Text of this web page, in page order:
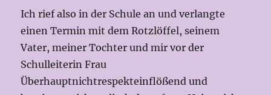
Ich rief also in der Schule an und verlangte
einen Termin mit dem Rotzlöffel, seinem
Vater, meiner Tochter und mir vor der
Schulleiterin Frau
Überhauptnichtrespekteinflößend und